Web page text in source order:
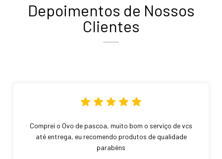
Depoimentos de Nossos
Clientes
Comprei o Ovo de pascoa, muito bom o serviço de vcs
até entrega, eu recomendo produtos de qualidade
parabéns